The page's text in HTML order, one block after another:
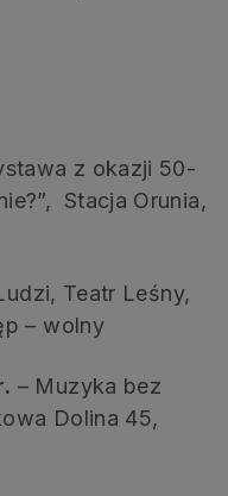
z okazji 50-
Stacja Orunia,
Teatr Leśny,
– wolny
– Muzyka bez
Dolina 45,